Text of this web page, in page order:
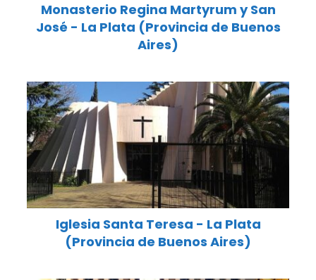
Monasterio Regina Martyrum y San
José - La Plata (Provincia de Buenos
Aires)
Iglesia Santa Teresa - La Plata
(Provincia de Buenos Aires)